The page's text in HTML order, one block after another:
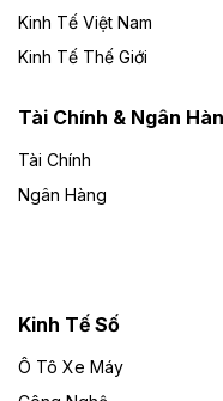
Theo
Đức Long Gia Lai
Lai
Bốn doanh nghiệp
phần Tập đoàn Đức
Gia Lai với tổng vốn
Đồng Nai cho
công nghiệp ở
Kinh Tế Việt Nam
Kinh Tế Thế Giới
Tài Chính & Ngân
Tài Chính
Ngân Hàng
Kinh Tế Số
Ô Tô Xe Máy